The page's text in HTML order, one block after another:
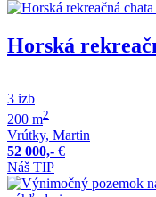
Horská
3 izb
200 m2
Vrútky, Martin
52 000,- €
Náš TIP